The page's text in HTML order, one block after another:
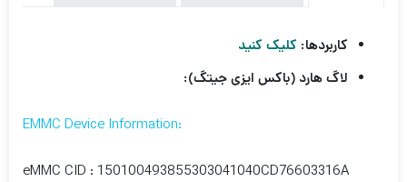
کاربردها: کلیک کنید
لاگ هارد (باکس ایزی جیتگ):
:EMMC Device Information
eMMC CID : 150100493855303041040CD76603316A